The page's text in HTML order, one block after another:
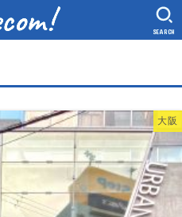
SEARCH
大阪